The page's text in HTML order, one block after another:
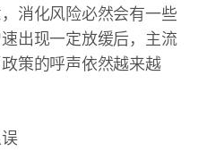
消化风险必然会有一些
出现一定放缓后，主流
策的呼声依然越来越